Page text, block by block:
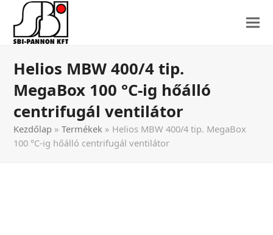
Helios MBW 400/4 tip.
MegaBox 100 °C-ig hőálló
centrifugál ventilátor
Kezdőlap »Termékek » Helios MBW 400/4 tip. MegaBox
100 °C-ig hőálló centrifugál ventilátor